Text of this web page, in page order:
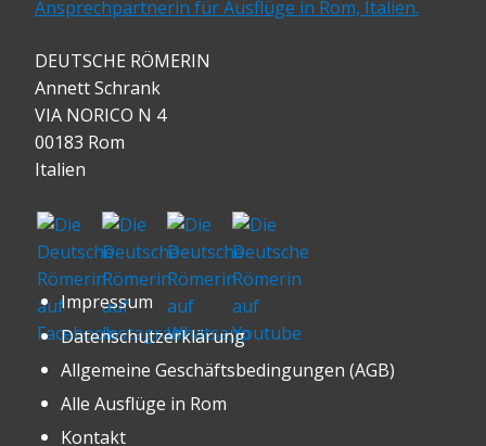
DEUTSCHE RÖMERIN
Annett Schrank
VIA NORICO N 4
00183 Rom
Italien
Impressum
Datenschutzerklärung
Allgemeine Geschäftsbedingungen (AGB)
Alle Ausflüge in Rom
Kontakt